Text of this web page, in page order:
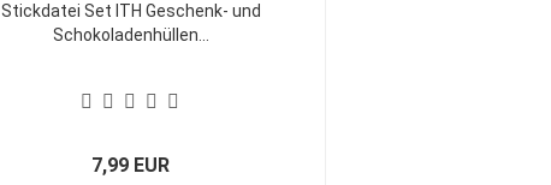
Stickdatei Set ITH Geschenk- und
Schokoladenhüllen...
7,99 EUR